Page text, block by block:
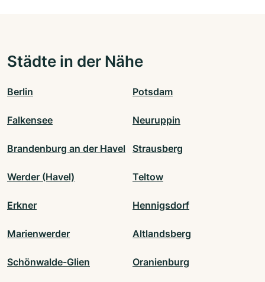
Städte in der Nähe
Berlin Potsdam
Falkensee Neuruppin
Brandenburg an der Havel Strausberg
Werder (Havel) Teltow
Erkner Hennigsdorf
Marienwerder Altlandsberg
Schönwalde-Glien Oranienburg